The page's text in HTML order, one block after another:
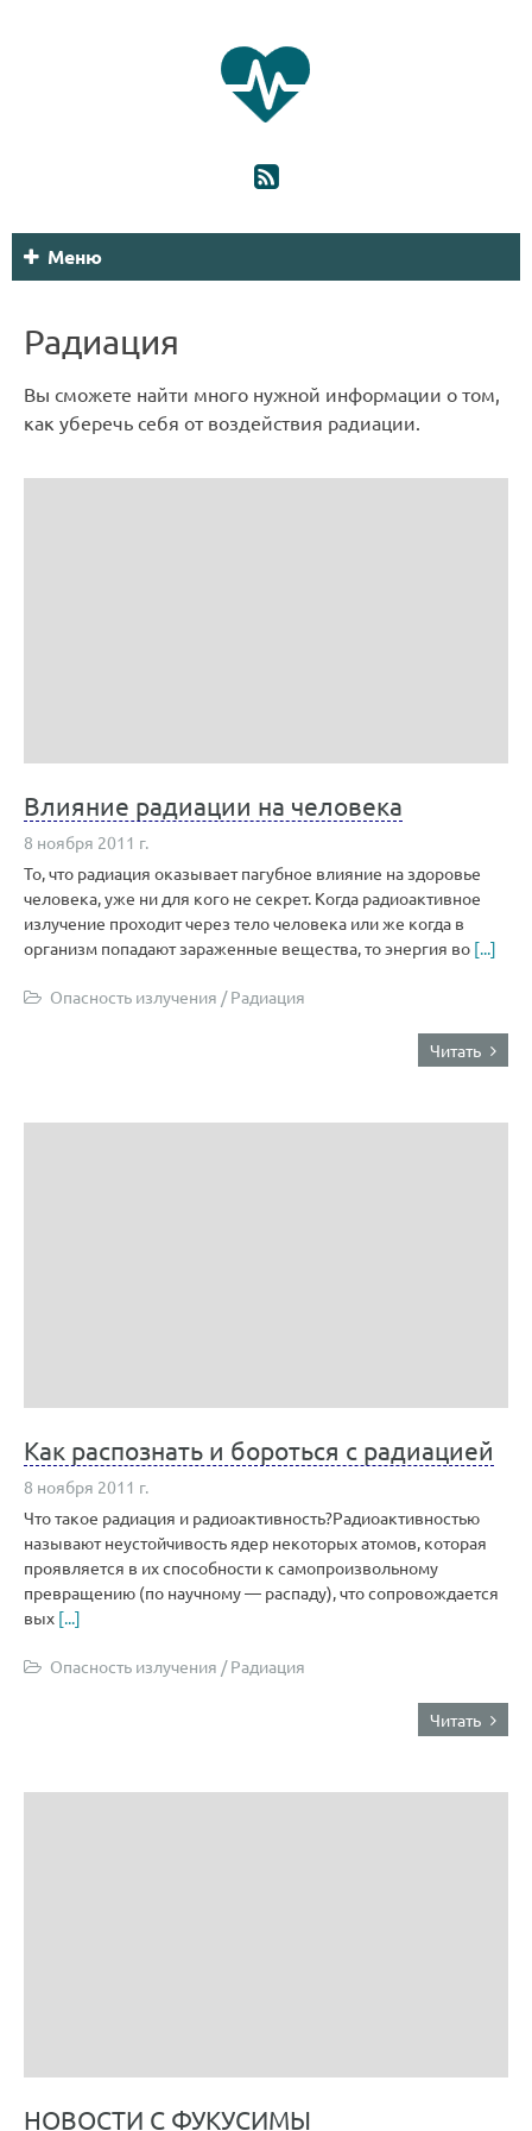
Меню
Радиация
Вы сможете найти много нужной информации о том,
как уберечь себя от воздействия радиации.
Влияние радиации на человека
8 ноября 2011 г.
То, что радиация оказывает пагубное влияние на здоровье
человека, уже ни для кого не секрет. Когда радиоактивное
излучение проходит через тело человека или же когда в
организм попадают зараженные вещества, то энергия во [...]
Опасность излучения /Радиация
Читать
Как распознать и бороться с радиацией
8 ноября 2011 г.
Что такое радиация и радиоактивность?Радиоактивностью
называют неустойчивость ядер некоторых атомов, которая
проявляется в их способности к самопроизвольному
превращению (по научному — распаду), что сопровождается
вых [...]
Опасность излучения /Радиация
Читать
НОВОСТИ С ФУКУСИМЫ